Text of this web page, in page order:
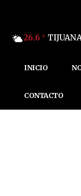
26.6 C
INICIO
CONTACTO